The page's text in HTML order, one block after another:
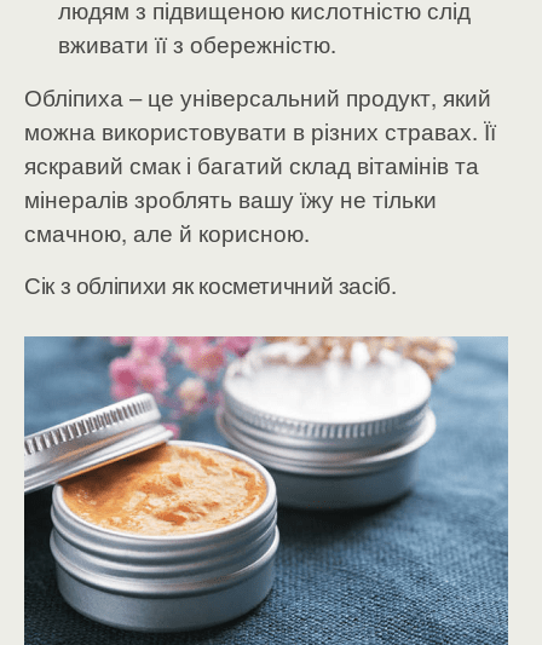
людям з підвищеною кислотністю слід
вживати її з обережністю.
Обліпиха – це універсальний продукт, який
можна використовувати в різних стравах. Її
яскравий смак і багатий склад вітамінів та
мінералів зроблять вашу їжу не тільки
смачною, але й корисною.
Сік з обліпихи як косметичний засіб.